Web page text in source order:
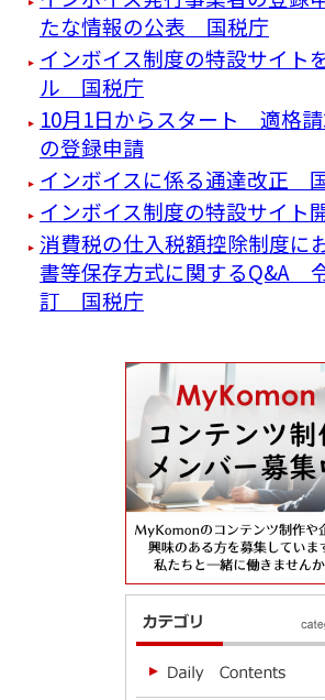
たな情報の公表 国税庁
インボイス制度の特設サイト
ル 国税庁
10月1日からスタート 適格
の登録申請
インボイスに係る通達改正
インボイス制度の特設サイ
消費税の仕入税額控除制度に
書等保存方式に関するQ&A
訂 国税庁